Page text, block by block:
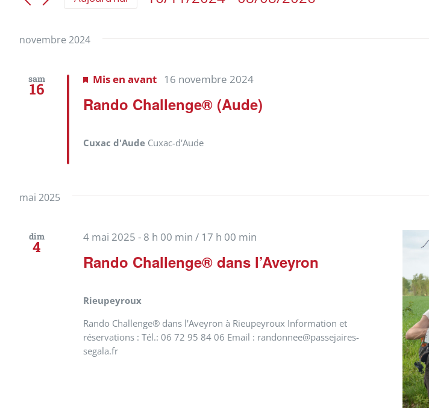
de
vues
Évènements
Évènements
mot-
date.
novembre 2024
sam
16
Rando Challenge® (Aude)
Mis en avant 16 novembre 2024
Cuxac d'Aude Cuxac-d'Aude
mai 2025
dim
4
Rando Challenge® dans l’Aveyron
4 mai 2025 - 8 h 00 min / 17 h 00 min
Rieupeyroux
Rando Challenge® dans l'Aveyron à Rieupeyroux Information et
réservations : Tél.: 06 72 95 84 06 Email : randonnee@passejaires-
segala.fr